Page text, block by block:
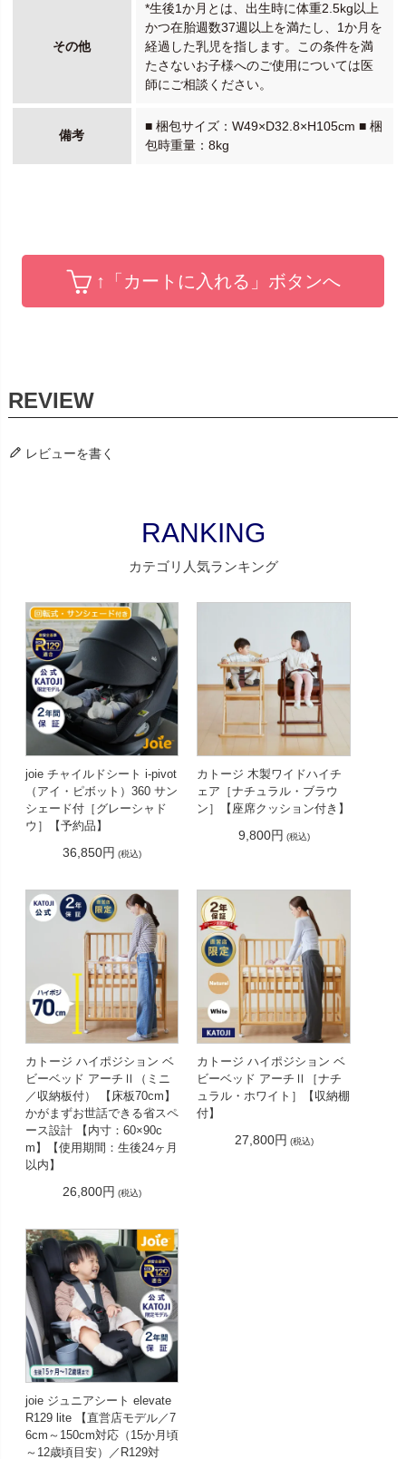
その他
*生後1か月とは、出生時に体重2.5kg以上
かつ在胎週数37週以上を満たし、1か月を
経過した乳児を指します。この条件を満
たさないお子様へのご使用については医
師にご相談ください。
備考
■ 梱包サイズ：W49×D32.8×H105cm ■ 梱
包時重量：8kg
↑「カートに入れる」ボタンへ
レビューを書く
RANKING
カテゴリ人気ランキング
joie チャイルドシート i-pivot
（アイ・ピボット）360 サン
シェード付［グレーシャド
ウ］【予約品】
36,850円 (税込)
カトージ 木製ワイドハイチ
ェア［ナチュラル・ブラウ
ン］【座席クッション付き】
9,800円 (税込)
カトージ ハイポジション ベ
ビーベッド アーチⅡ（ミニ
／収納板付） 【床板70cm】
かがまずお世話できる省スペ
ース設計 【内寸：60×90c
m】【使用期間：生後24ヶ月
以内】
26,800円 (税込)
カトージ ハイポジション ベ
ビーベッド アーチⅡ［ナチ
ュラル・ホワイト］【収納棚
付】
27,800円 (税込)
joie ジュニアシート elevate
R129 lite 【直営店モデル／7
6cm～150cm対応（15か月頃
～12歳頃目安）／R129対